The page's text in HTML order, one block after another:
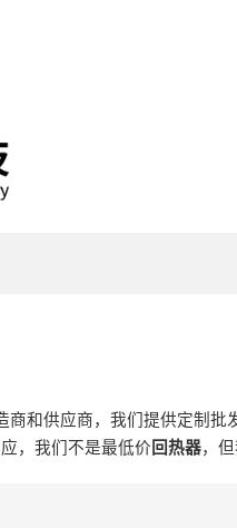
商和供应商，我们提供定制批
，我们不是最低价 回热器，但